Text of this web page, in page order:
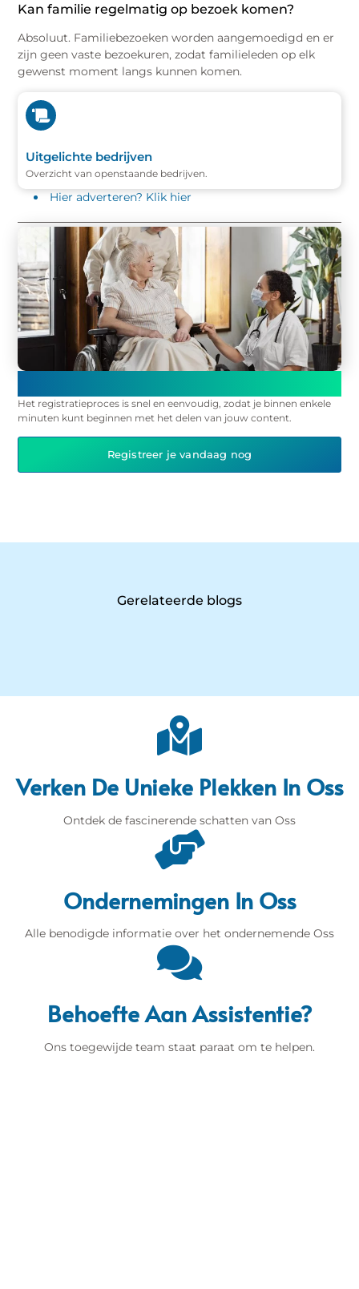
Kan familie regelmatig op bezoek komen?
Absoluut. Familiebezoeken worden aangemoedigd en er
zijn geen vaste bezoekuren, zodat familieleden op elk
gewenst moment langs kunnen komen.
Uitgelichte bedrijven
Overzicht van openstaande bedrijven.
Hier adverteren? Klik hier
Het registratieproces is snel en eenvoudig, zodat je binnen enkele
minuten kunt beginnen met het delen van jouw content.
Registreer je vandaag nog
Gerelateerde blogs
Verken De Unieke Plekken In Oss
Ontdek de fascinerende schatten van Oss
Ondernemingen In Oss
Alle benodigde informatie over het ondernemende Oss
Behoefte Aan Assistentie?
Ons toegewijde team staat paraat om te helpen.